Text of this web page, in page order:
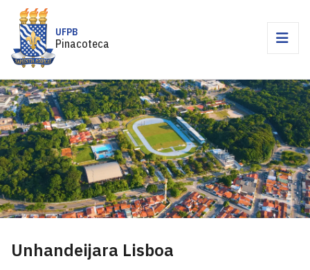
UFPB
Pinacoteca
Unhandeijara Lisboa